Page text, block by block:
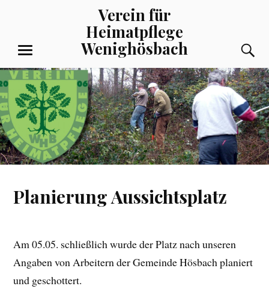
Verein für
Heimatpflege
Wenighösbach
MENÜ
Planierung Aussichtsplatz
Am 05.05. schließlich wurde der Platz nach unseren
Angaben von Arbeitern der Gemeinde Hösbach planiert
und geschottert.